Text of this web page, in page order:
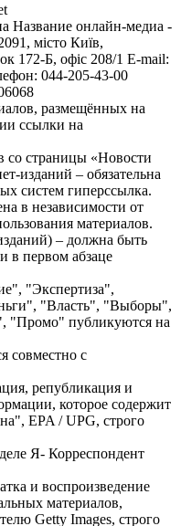
Название онлайн-медиа -
місто Київ,
Б, офіс 208/1 E-mail:
044-205-43-00
размещённых на
ссылки на
со страницы «Новости
изданий – обязательна
систем гиперссылка.
в независимости от
материалов.
– должна быть
в первом абзаце
"Экспертиза",
"Власть", "Выборы",
"Промо" публикуются на
совместно с
републикация и
которое содержит
EPA / UPG, строго
Я- Корреспондент
и воспроизведение
материалов,
Getty Images, строго